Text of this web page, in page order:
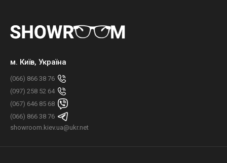
м. Київ, Україна
(066) 866 38 76
(097) 258 52 64
(067) 646 85 68
(066) 866 38 76
showroom.kiev.ua@ukr.net